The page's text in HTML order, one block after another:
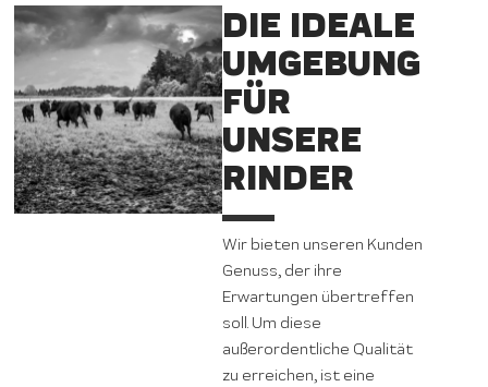
DIE IDEALE
UMGEBUNG
FÜR
UNSERE
RINDER
Wir bieten unseren Kunden
Genuss, der ihre
Erwartungen übertreffen
soll. Um diese
außerordentliche Qualität
zu erreichen, ist eine